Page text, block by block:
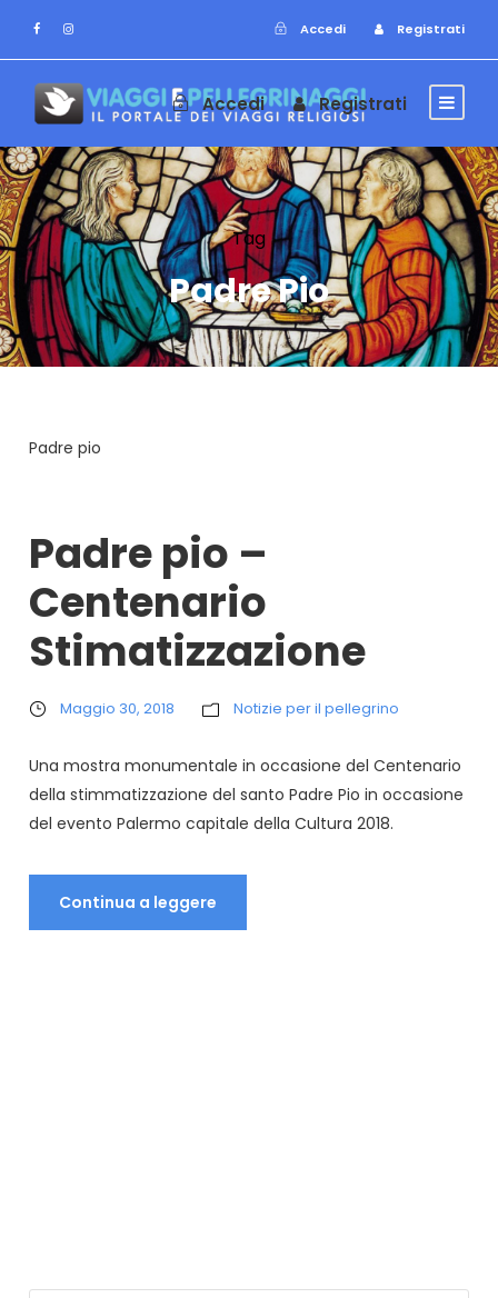
Accedi Registrati
Accedi Registrati
Tag
Padre Pio
Padre pio
Padre pio –
Centenario
Stimatizzazione
Maggio 30, 2018 Notizie per il pellegrino
Una mostra monumentale in occasione del Centenario
della stimmatizzazione del santo Padre Pio in occasione
del evento Palermo capitale della Cultura 2018.
Continua a leggere